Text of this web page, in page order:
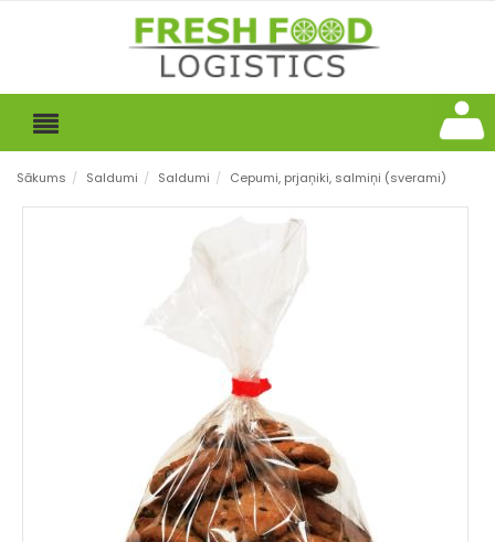
Sākums / Saldumi / Saldumi / Cepumi, prjaņiki, salmiņi (sverami)